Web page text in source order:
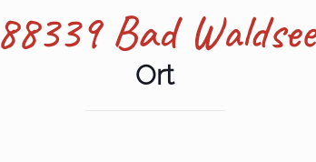
88339 Bad Waldsee
Ort